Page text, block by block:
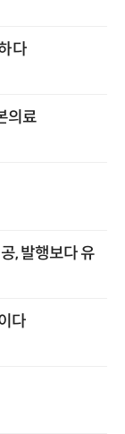
다
의료
, 발행보다 유
다